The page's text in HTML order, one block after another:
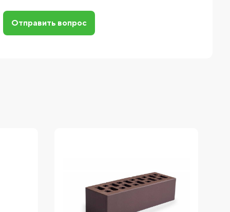
Отправить вопрос